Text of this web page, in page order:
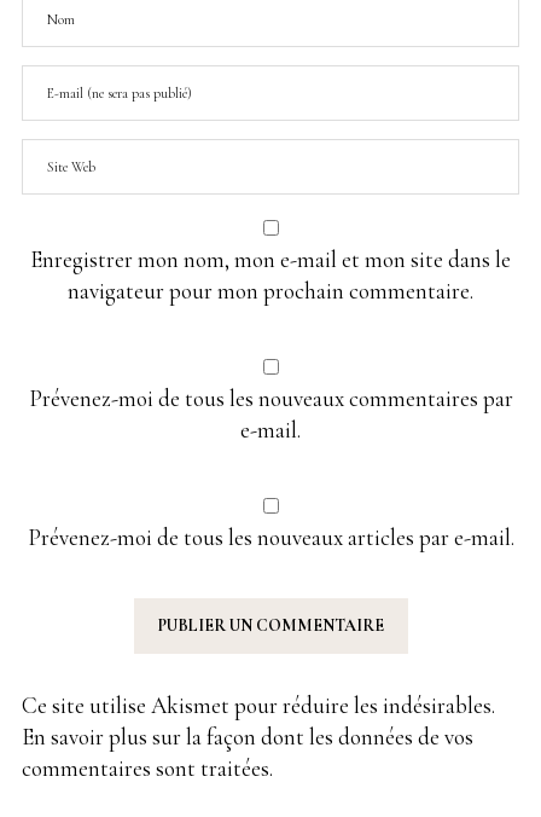
Enregistrer mon nom, mon e-mail et mon site dans le
navigateur pour mon prochain commentaire.
Prévenez-moi de tous les nouveaux commentaires par
e-mail.
Prévenez-moi de tous les nouveaux articles par e-mail.
Ce site utilise Akismet pour réduire les indésirables.
En savoir plus sur la façon dont les données de vos
commentaires sont traitées.